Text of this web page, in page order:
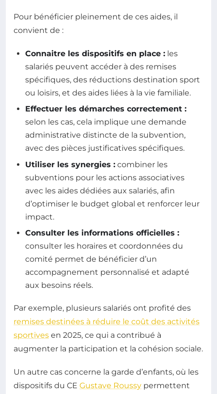
Pour bénéficier pleinement de ces aides, il
convient de :
Connaitre les dispositifs en place : les
salariés peuvent accéder à des remises
spécifiques, des réductions destination sport
ou loisirs, et des aides liées à la vie familiale.
Effectuer les démarches correctement :
selon les cas, cela implique une demande
administrative distincte de la subvention,
avec des pièces justificatives spécifiques.
Utiliser les synergies : combiner les
subventions pour les actions associatives
avec les aides dédiées aux salariés, afin
d’optimiser le budget global et renforcer leur
impact.
Consulter les informations officielles :
consulter les horaires et coordonnées du
comité permet de bénéficier d’un
accompagnement personnalisé et adapté
aux besoins réels.
Par exemple, plusieurs salariés ont profité des
remises destinées à réduire le coût des activités
sportives en 2025, ce qui a contribué à
augmenter la participation et la cohésion sociale.
Un autre cas concerne la garde d’enfants, où les
dispositifs du CE Gustave Roussy permettent